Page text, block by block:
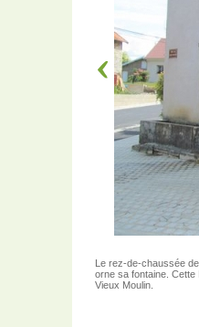
Le rez-de-chaussée
orne sa fontaine.
Vieux Moulin.